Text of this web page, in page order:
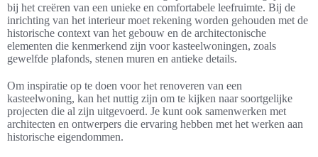
bij het creëren van een unieke en comfortabele leefruimte. Bij de
inrichting van het interieur moet rekening worden gehouden met de
historische context van het gebouw en de architectonische
elementen die kenmerkend zijn voor kasteelwoningen, zoals
gewelfde plafonds, stenen muren en antieke details.
Om inspiratie op te doen voor het renoveren van een
kasteelwoning, kan het nuttig zijn om te kijken naar soortgelijke
projecten die al zijn uitgevoerd. Je kunt ook samenwerken met
architecten en ontwerpers die ervaring hebben met het werken aan
historische eigendommen.